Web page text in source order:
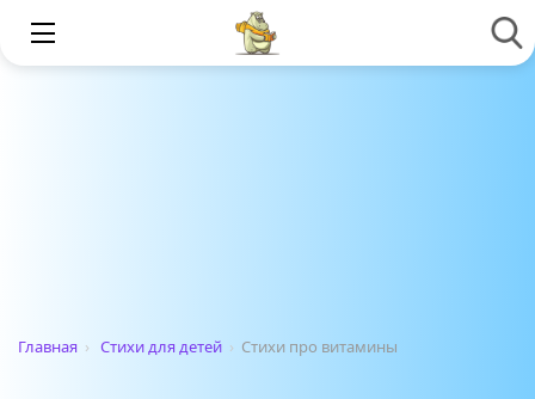
Главная › Стихи для детей › Стихи про витамины